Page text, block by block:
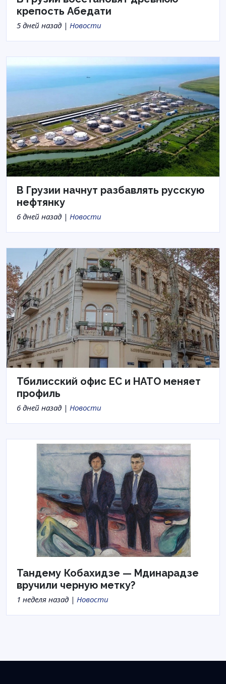
крепость Абедати
5 дней назад | Новости
В Грузии начнут разбавлять русскую
нефтянку
6 дней назад | Новости
Тбилисский офис ЕС и НАТО меняет
профиль
6 дней назад | Новости
Тандему Кобахидзе — Мдинарадзе
вручили черную метку?
1 неделя назад | Новости